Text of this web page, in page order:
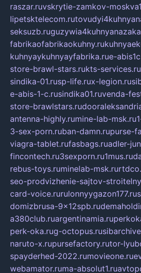
raszar.ruvskrytie-zamkov-
lipetsktelecom.ru
seksuzb.ru
fabrikaofabrikaokuhny.ru
kuhnyaykuhnyayfabrika.rue-
store-brawl-stars.rukts-services.ru
sindika-01.rusp-life.rux-legion.ru
e-abis-1-c.rusindika01.ruvenda-
store-brawlstars.ru
antenna-highly.rumine-lab-msk.ru
3-sex-porn.ruban-damn.rupurse-
viagra-tablet.rufasbags.ruadler-
fincontech.ru3sexporn.ru1mus.ru
rebus-toys.ruminelab-msk.ru
seo-prodvizhenie-sajtov-
card-voice.rurulonnyygazon177.ru
domizbrusa-9x12spb.ru
a380club.ruargentinamia.ru
perk-oka.rug-octopus.ru
naruto-x.rupursefactory.rutor-
spayderhed-2022.rumovieone.ru
webamator.ruma-absolut1.ru